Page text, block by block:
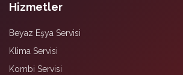
Hizmetler
Beyaz Eşya Servisi
Klima Servisi
Kombi Servisi